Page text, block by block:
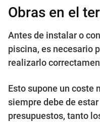
Obras en el
Antes de instalar o
piscina, es necesario
realizarlo
Esto supone un coste
siempre debe de
presupuestos, tanto